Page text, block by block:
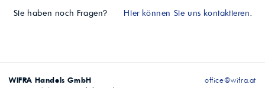
Sie haben noch Fragen? Hier können Sie uns kontaktieren.
WIFRA Handels GmbH
office@wifra.at